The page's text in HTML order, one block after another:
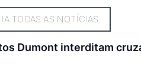
TODAS AS NOTÍCIAS
Dumont interditam